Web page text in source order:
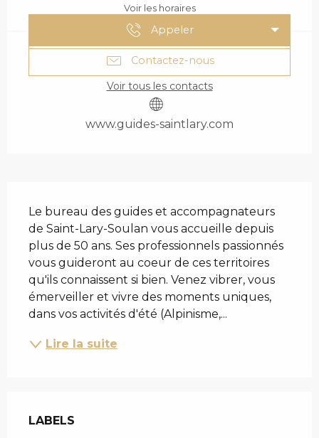
Voir les horaires
Appeler
Contactez-nous
Voir tous les contacts
www.guides-saintlary.com
Le bureau des guides et accompagnateurs
de Saint-Lary-Soulan vous accueille depuis
plus de 50 ans. Ses professionnels passionnés
vous guideront au coeur de ces territoires
qu'ils connaissent si bien. Venez vibrer, vous
émerveiller et vivre des moments uniques,
dans vos activités d'été (Alpinisme,...
Lire la suite
LABELS
LABELS